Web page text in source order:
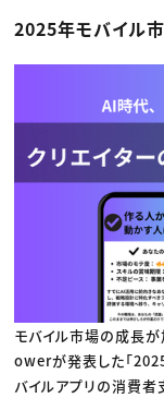
ディレクション
業界解説・キャ
ゲームクリエイ
映像クリエイター
クリエイターイ
ニュース・トレンド
ゲーム・エンタメ
広告
出版
CREATIVE
プロ
2025年モバイル
モバイル市場の成長
owerが発表した「
バイルアプリの消費